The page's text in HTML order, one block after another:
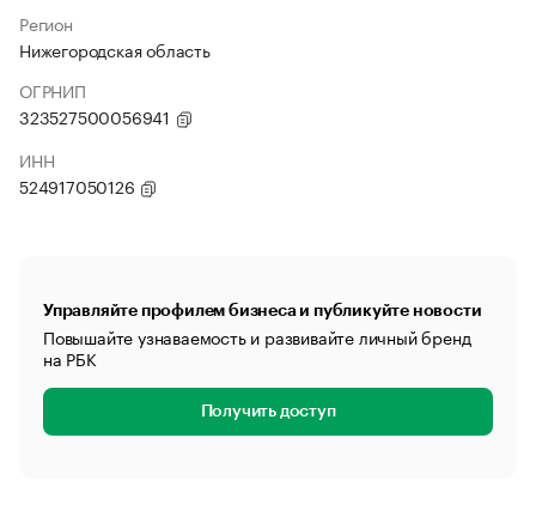
Регион
Нижегородская область
ОГРНИП
323527500056941
ИНН
524917050126
Управляйте профилем бизнеса и публикуйте новости
Повышайте узнаваемость и развивайте личный бренд
на РБК
Получить доступ